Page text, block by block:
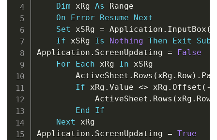
Dim xRg As Range
On
Error Resume
Next
Set xSRg = Application . InputBox (
If xSRg Is Nothing Then Exit
Sub
Application . ScreenUpdating =
False
For
Each xRg In xSRg
        ActiveSheet
. Rows ( xRg . Row) .
If xRg . Value <> xRg . Offset ( -
            ActiveSheet
. Rows ( xRg . Row
End
If
Next xRg
Application . ScreenUpdating = True